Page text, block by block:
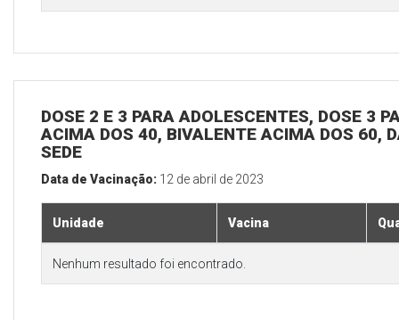
DOSE 2 E 3 PARA ADOLESCENTES, DOSE 3
ACIMA DOS 40, BIVALENTE ACIMA DOS 60,
SEDE
Data de Vacinação: 12 de abril de 2023
Unidade Vacina
Nenhum resultado foi encontrado.